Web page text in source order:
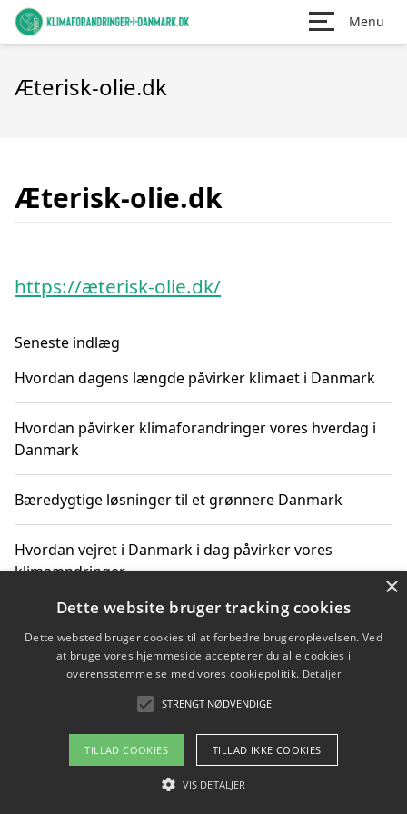
Menu
Æterisk-olie.dk
Æterisk-olie.dk
https://æterisk-olie.dk/
Seneste indlæg
Hvordan dagens længde påvirker klimaet i Danmark
Hvordan påvirker klimaforandringer vores hverdag i
Danmark
Bæredygtige løsninger til et grønnere Danmark
Hvordan vejret i Danmark i dag påvirker vores
klimaændringer
Hvordan klimaændringer påvirker danske unges
gaveønsker
Om / kontakt
Blog Betingelser
×
Dette website bruger tracking cookies
Dette websted bruger cookies til at forbedre brugeroplevelsen. Ved
at bruge vores hjemmeside accepterer du alle cookies i
overensstemmelse med vores cookiepolitik. Detaljer
STRENGT NØDVENDIGE
TILLAD COOKIES TILLAD IKKE COOKIES
VIS DETALJER